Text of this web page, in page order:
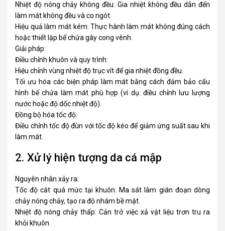
Nhiệt độ nóng chảy không đều: Gia nhiệt không đều dẫn đến
làm mát không đều và co ngót.
Hiệu quả làm mát kém: Thực hành làm mát không đúng cách
hoặc thiết lập bể chứa gây cong vênh.
Giải pháp:
Điều chỉnh khuôn và quy trình:
Hiệu chỉnh vùng nhiệt độ trục vít để gia nhiệt đồng đều.
Tối ưu hóa các biện pháp làm mát bằng cách đảm bảo cấu
hình bể chứa làm mát phù hợp (ví dụ: điều chỉnh lưu lượng
nước hoặc độ dốc nhiệt độ).
Đồng bộ hóa tốc độ:
Điều chỉnh tốc độ đùn với tốc độ kéo để giảm ứng suất sau khi
làm mát.
2. Xử lý hiện tượng da cá mập
Nguyên nhân xảy ra:
Tốc độ cắt quá mức tại khuôn: Ma sát làm gián đoạn dòng
chảy nóng chảy, tạo ra độ nhám bề mặt.
Nhiệt độ nóng chảy thấp: Cản trở việc xả vật liệu trơn tru ra
khỏi khuôn.